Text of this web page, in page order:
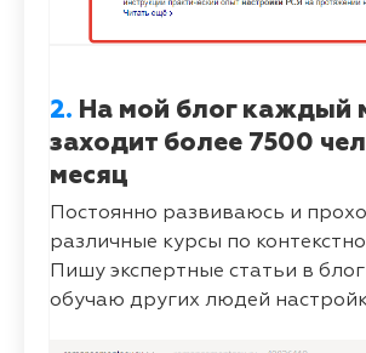
2. На мой блог каждый
заходит более 7500
месяц
Постоянно развиваюсь и
различные курсы по
Пишу экспертные статьи в
обучаю других людей